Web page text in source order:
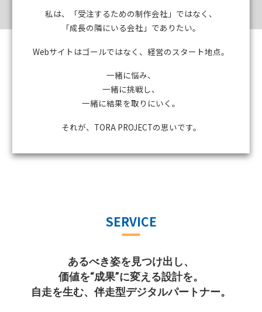
私は、「受注するための制作会社」ではなく、
「成長の隣にいる会社」でありたい。
Webサイトはゴールではなく、経営のスタート地点。
一緒に悩み、
一緒に挑戦し、
一緒に結果を取りにいく。
それが、TORA PROJECTの思いです。
SERVICE
あるべき姿を見つけ出し、
価値を“成果”に変える設計を。
自走を生む、伴走型デジタルパートナー。